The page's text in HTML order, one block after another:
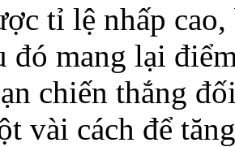
tỉ lệ nhấp
đó mang lại
chiến thắng
vài cách để